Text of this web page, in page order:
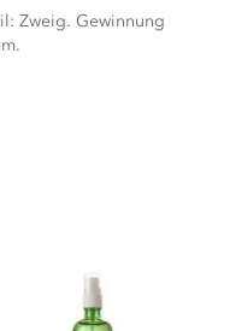
Zweig. Gewinnung